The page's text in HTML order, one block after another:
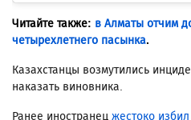
Читайте также: в Алматы отчим
четырехлетнего пасынка.
Казахстанцы возмутились
наказать виновника.
Ранее иностранец жестоко